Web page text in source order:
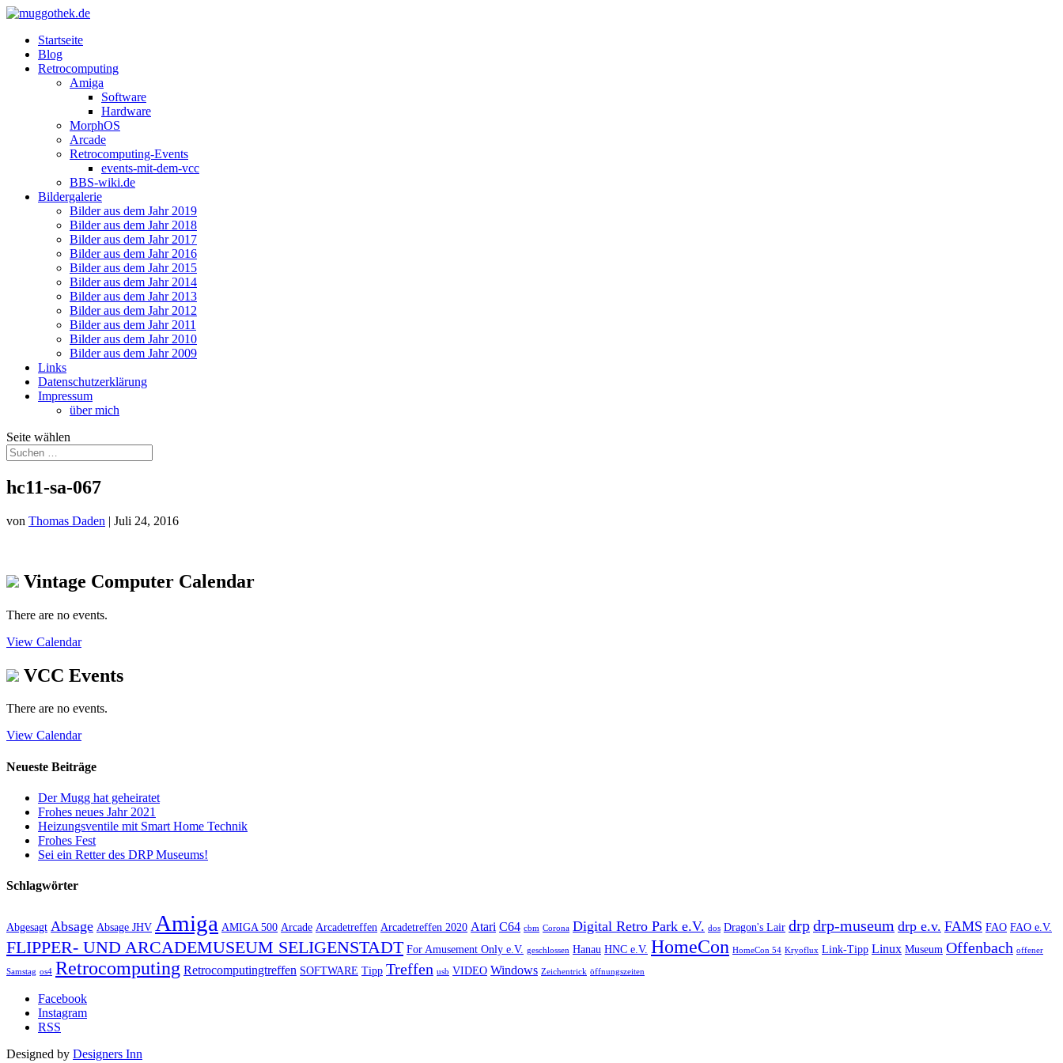
Startseite
Blog
Retrocomputing
Amiga
Software
Hardware
MorphOS
Arcade
Retrocomputing-Events
events-mit-dem-vcc
BBS-wiki.de
Bildergalerie
Bilder aus dem Jahr 2019
Bilder aus dem Jahr 2018
Bilder aus dem Jahr 2017
Bilder aus dem Jahr 2016
Bilder aus dem Jahr 2015
Bilder aus dem Jahr 2014
Bilder aus dem Jahr 2013
Bilder aus dem Jahr 2012
Bilder aus dem Jahr 2011
Bilder aus dem Jahr 2010
Bilder aus dem Jahr 2009
Links
Datenschutzerklärung
Impressum
über mich
Seite wählen
hc11-sa-067
von Thomas Daden | Juli 24, 2016
Vintage Computer Calendar
There are no events.
View Calendar
VCC Events
There are no events.
View Calendar
Neueste Beiträge
Der Mugg hat geheiratet
Frohes neues Jahr 2021
Heizungsventile mit Smart Home Technik
Frohes Fest
Sei ein Retter des DRP Museums!
Schlagwörter
Abgesagt Absage Absage JHV Amiga AMIGA 500 Arcade Arcadetreffen Arcadetreffen 2020 Atari C64 cbm Corona Digital Retro Park e.V. dos Dragon's Lair drpdrp-museum drp e.v. FAMS FAO FAO e.V.
FLIPPER- UND ARCADEMUSEUM SELIGENSTADT For Amusement Only e.V. geschlossen Hanau HNC e.V. HomeCon HomeCon 54 Kryoflux Link-Tipp Linux Museum Offenbach offener
Samstag os4 Retrocomputing Retrocomputingtreffen SOFTWARE Tipp Treffen usb VIDEO Windows Zeichentrick öffnungszeiten
Facebook
Instagram
RSS
Designed by Designers Inn